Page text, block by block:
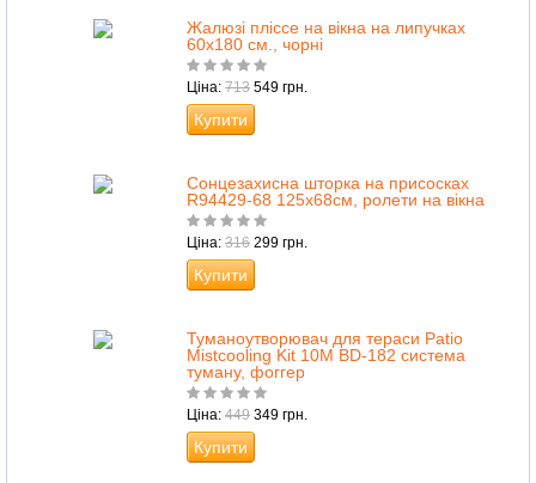
Жалюзі пліссе на вікна на липучках
60х180 см., чорні
Ціна: 713 549 грн.
Купити
Сонцезахисна шторка на присосках
R94429-68 125х68см, ролети на вікна
Ціна: 316 299 грн.
Купити
Туманоутворювач для тераси Patio
Mistcooling Kit 10M BD-182 система
туману, фоггер
Ціна: 449 349 грн.
Купити